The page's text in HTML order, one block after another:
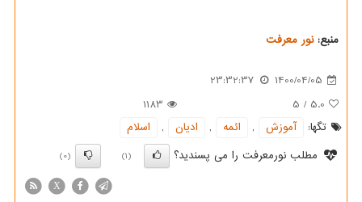
منبع:نور معرفت
1400/04/05
23:32:37
5.0
/
5
1183
تگها:
آموزش , ائمه , ادیان ,
اسلام
مطلب نورمعرفت را می پسندید؟
(1)
(0)
X